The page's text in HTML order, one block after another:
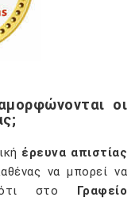
οι
έρευνα απιστίας
να μπορεί να
ότι στο Γραφείο